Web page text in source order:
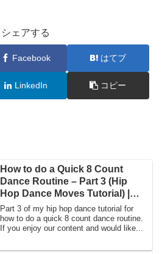
シェアする
Facebook はてブ
LinkedIn コピー
How to do a Quick 8 Count
Dance Routine – Part 3 (Hip
Hop Dance Moves Tutorial) |
Mihran Kirakosian
Part 3 of my hip hop dance tutorial for
how to do a quick 8 count dance routine.
If you enjoy our content and would like...